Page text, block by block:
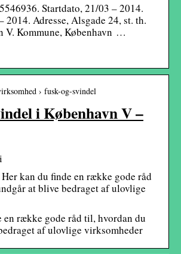
Startdato, 21/03 – 2014.
2014. Adresse, Alsgade 24, st. th.
V. Kommune, København …
› fusk-og-svindel
i København V –
kan du finde en række gode råd
at blive bedraget af ulovlige
en række gode råd til, hvordan du
af ulovlige virksomheder